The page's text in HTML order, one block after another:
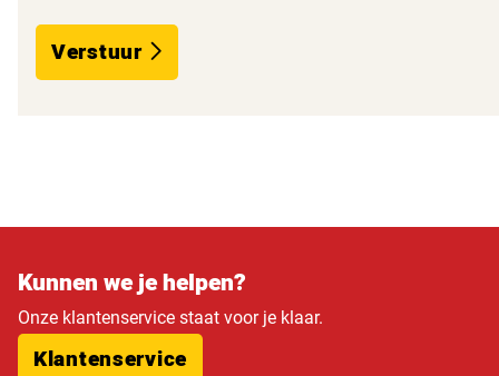
Verstuur
Kunnen we je helpen?
Onze klantenservice staat voor je klaar.
Klantenservice